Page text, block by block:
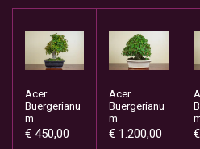
Acer
Buergerianu
m
€ 450,00
Acer
Buergerianu
m
€ 1.200,00